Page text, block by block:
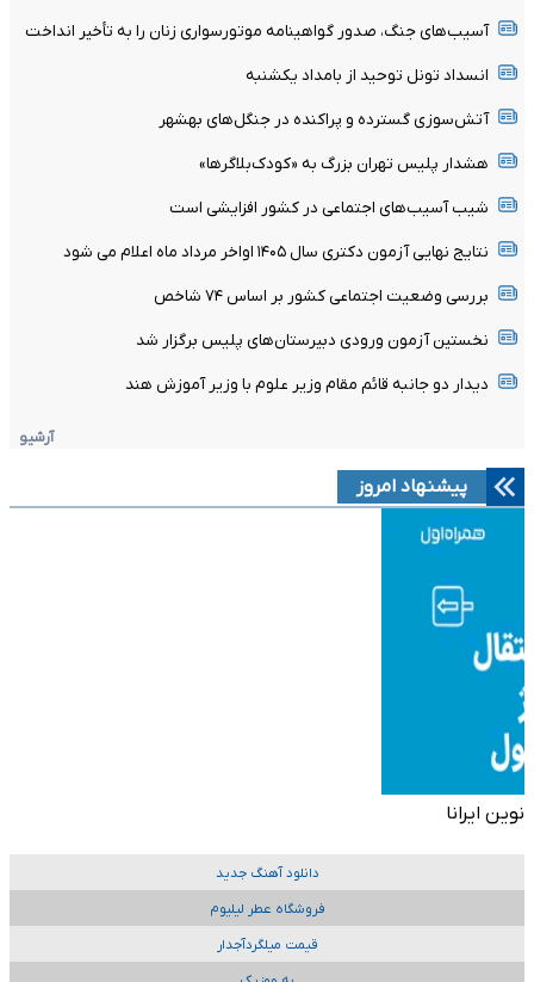
آسیب‌های جنگ، صدور گواهینامه موتورسواری زنان را به تأخیر انداخت
انسداد تونل توحید از بامداد یکشنبه
آتش‌سوزی گسترده و پراکنده در جنگل‌های بهشهر
هشدار پلیس تهران بزرگ به «کودک‌بلاگرها»
شیب آسیب‌های اجتماعی در کشور افزایشی است
نتایج نهایی آزمون دکتری سال ۱۴۰۵ اواخر مرداد ماه اعلام می شود
بررسی وضعیت اجتماعی کشور بر اساس ۷۴ شاخص
نخستین آزمون ورودی دبیرستان‌های پلیس برگزار شد
دیدار دو جانبه قائم مقام وزیر علوم با وزیر آموزش هند
آرشیو
پیشنهاد امروز
نوین ایرانا
دانلود آهنگ جدید
فروشگاه عطر لیلیوم
قیمت میلگردآجدار